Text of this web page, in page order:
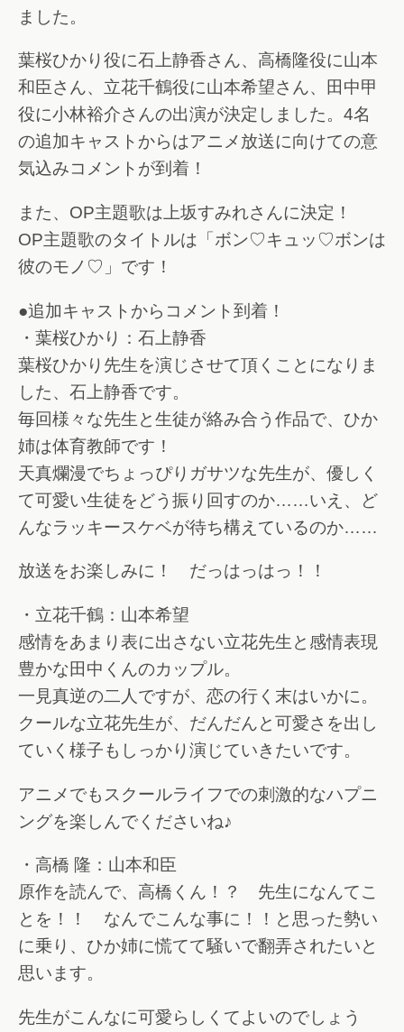
ました。
葉桜ひかり役に石上静香さん、高橋隆役に山本
和臣さん、立花千鶴役に山本希望さん、田中甲
役に小林裕介さんの出演が決定しました。4名
の追加キャストからはアニメ放送に向けての意
気込みコメントが到着！
また、OP主題歌は上坂すみれさんに決定！
OP主題歌のタイトルは「ボン♡キュッ♡ボンは
彼のモノ♡」です！
●追加キャストからコメント到着！
・葉桜ひかり：石上静香
葉桜ひかり先生を演じさせて頂くことになりま
した、石上静香です。
毎回様々な先生と生徒が絡み合う作品で、ひか
姉は体育教師です！
天真爛漫でちょっぴりガサツな先生が、優しく
て可愛い生徒をどう振り回すのか……いえ、ど
んなラッキースケベが待ち構えているのか……
放送をお楽しみに！ だっはっはっ！！
・立花千鶴：山本希望
感情をあまり表に出さない立花先生と感情表現
豊かな田中くんのカップル。
一見真逆の二人ですが、恋の行く末はいかに。
クールな立花先生が、だんだんと可愛さを出し
ていく様子もしっかり演じていきたいです。
アニメでもスクールライフでの刺激的なハプニ
ングを楽しんでくださいね♪
・高橋 隆：山本和臣
原作を読んで、高橋くん！？ 先生になんてこ
とを！！ なんでこんな事に！！と思った勢い
に乗り、ひか姉に慌てて騒いで翻弄されたいと
思います。
先生がこんなに可愛らしくてよいのでしょう